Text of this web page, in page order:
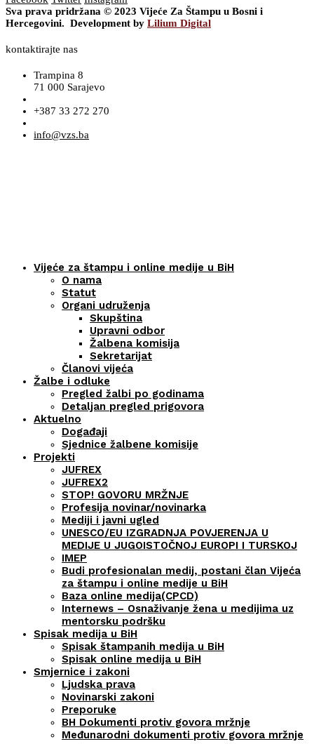
Sva prava pridržana © 2023 Vijeće Za Štampu u Bosni i
Hercegovini. Development by Lilium Digital
kontaktirajte nas
Trampina 8
71 000 Sarajevo
+387 33 272 270
info@vzs.ba
Vijeće za štampu i online medije u BiH
O nama
Statut
Organi udruženja
Skupština
Upravni odbor
Žalbena komisija
Sekretarijat
Članovi vijeća
Žalbe i odluke
Pregled žalbi po godinama
Detaljan pregled prigovora
Aktuelno
Događaji
Sjednice žalbene komisije
Projekti
JUFREX
JUFREX2
STOP! GOVORU MRŽNJE
Profesija novinar/novinarka
Mediji i javni ugled
UNESCO/EU IZGRADNJA POVJERENJA U
MEDIJE U JUGOISTOČNOJ EUROPI I TURSKOJ
IMEP
Budi profesionalan medij, postani član Vijeća
za štampu i online medije u BiH
Baza online medija(CPCD)
Internews – Osnaživanje žena u medijima uz
mentorsku podršku
Spisak medija u BiH
Spisak štampanih medija u BiH
Spisak online medija u BiH
Smjernice i zakoni
Ljudska prava
Novinarski zakoni
Preporuke
BH Dokumenti protiv govora mržnje
Međunarodni dokumenti protiv govora mržnje